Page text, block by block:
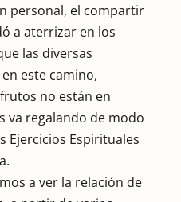
personal, el compartir
a aterrizar en los
las diversas
este camino,
no están en
va regalando de modo
Ejercicios Espirituales
a ver la relación de